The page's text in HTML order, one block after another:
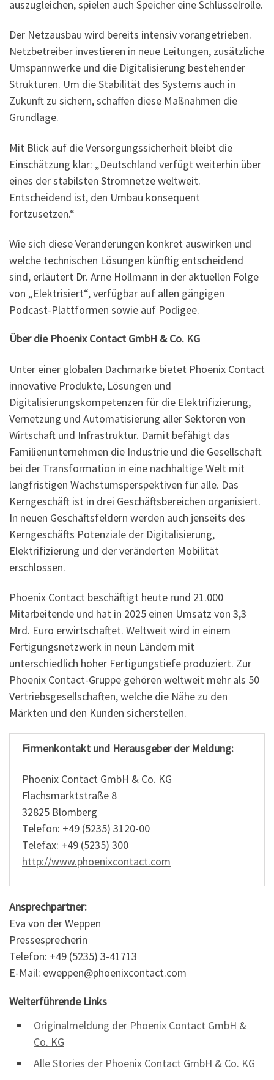
auszugleichen, spielen auch Speicher eine Schlüsselrolle.
Der Netzausbau wird bereits intensiv vorangetrieben.
Netzbetreiber investieren in neue Leitungen, zusätzliche
Umspannwerke und die Digitalisierung bestehender
Strukturen. Um die Stabilität des Systems auch in
Zukunft zu sichern, schaffen diese Maßnahmen die
Grundlage.
Mit Blick auf die Versorgungssicherheit bleibt die
Einschätzung klar: „Deutschland verfügt weiterhin über
eines der stabilsten Stromnetze weltweit.
Entscheidend ist, den Umbau konsequent
fortzusetzen.“
Wie sich diese Veränderungen konkret auswirken und
welche technischen Lösungen künftig entscheidend
sind, erläutert Dr. Arne Hollmann in der aktuellen Folge
von „Elektrisiert“, verfügbar auf allen gängigen
Podcast-Plattformen sowie auf Podigee.
Über die Phoenix Contact GmbH & Co. KG
Unter einer globalen Dachmarke bietet Phoenix Contact
innovative Produkte, Lösungen und
Digitalisierungskompetenzen für die Elektrifizierung,
Vernetzung und Automatisierung aller Sektoren von
Wirtschaft und Infrastruktur. Damit befähigt das
Familienunternehmen die Industrie und die Gesellschaft
bei der Transformation in eine nachhaltige Welt mit
langfristigen Wachstumsperspektiven für alle. Das
Kerngeschäft ist in drei Geschäftsbereichen organisiert.
In neuen Geschäftsfeldern werden auch jenseits des
Kerngeschäfts Potenziale der Digitalisierung,
Elektrifizierung und der veränderten Mobilität
erschlossen.
Phoenix Contact beschäftigt heute rund 21.000
Mitarbeitende und hat in 2025 einen Umsatz von 3,3
Mrd. Euro erwirtschaftet. Weltweit wird in einem
Fertigungsnetzwerk in neun Ländern mit
unterschiedlich hoher Fertigungstiefe produziert. Zur
Phoenix Contact-Gruppe gehören weltweit mehr als 50
Vertriebsgesellschaften, welche die Nähe zu den
Märkten und den Kunden sicherstellen.
Firmenkontakt und Herausgeber der Meldung:
Phoenix Contact GmbH & Co. KG
Flachsmarktstraße 8
32825 Blomberg
Telefon: +49 (5235) 3120-00
Telefax: +49 (5235) 300
http://www.phoenixcontact.com
Ansprechpartner:
Eva von der Weppen
Pressesprecherin
Telefon: +49 (5235) 3-41713
E-Mail: eweppen@phoenixcontact.com
Weiterführende Links
Originalmeldung der Phoenix Contact GmbH &
Co. KG
Alle Stories der Phoenix Contact GmbH & Co. KG